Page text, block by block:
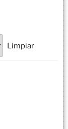
Limpiar